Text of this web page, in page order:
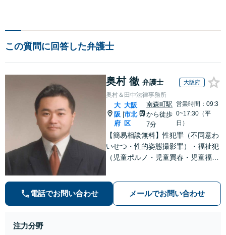
この質問に回答した弁護士
奥村 徹 弁護士 大阪府
奥村＆田中法律事務所
大
阪
府
大阪
市北
区
南森町駅
から徒歩
7分
営業時間：09:3
0~17:30（平
日）
【簡易相談無料】性犯罪（不同意わ
いせつ・性的姿態撮影罪）・福祉犯
（児童ポルノ・児童買春・児童福祉
等）に非常に詳しい弁護士です
電話でお問い合わせ メールでお問い合わせ
注力分野